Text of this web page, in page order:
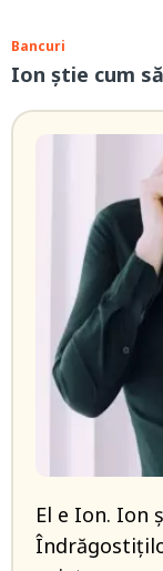
Bancuri
Ion știe cum
El e Ion. Ion